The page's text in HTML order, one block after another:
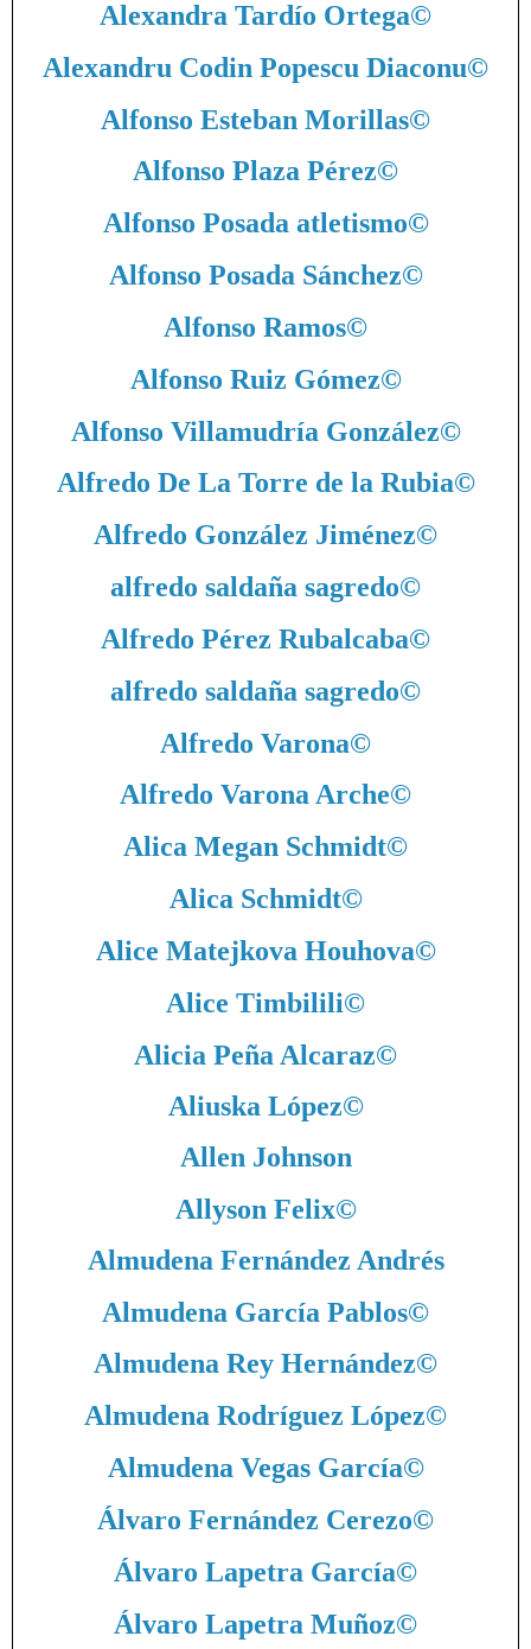
Alexandra Tardío Ortega©
Alexandru Codin Popescu Diaconu©
Alfonso Esteban Morillas©
Alfonso Plaza Pérez©
Alfonso Posada atletismo©
Alfonso Posada Sánchez©
Alfonso Ramos©
Alfonso Ruiz Gómez©
Alfonso Villamudría González©
Alfredo De La Torre de la Rubia©
Alfredo González Jiménez©
alfredo saldaña sagredo©
Alfredo Pérez Rubalcaba©
alfredo saldaña sagredo©
Alfredo Varona©
Alfredo Varona Arche©
Alica Megan Schmidt©
Alica Schmidt©
Alice Matejkova Houhova©
Alice Timbilili©
Alicia Peña Alcaraz©
Aliuska López©
Allen Johnson
Allyson Felix©
Almudena Fernández Andrés
Almudena García Pablos©
Almudena Rey Hernández©
Almudena Rodríguez López©
Almudena Vegas García©
Álvaro Fernández Cerezo©
Álvaro Lapetra García©
Álvaro Lapetra Muñoz©